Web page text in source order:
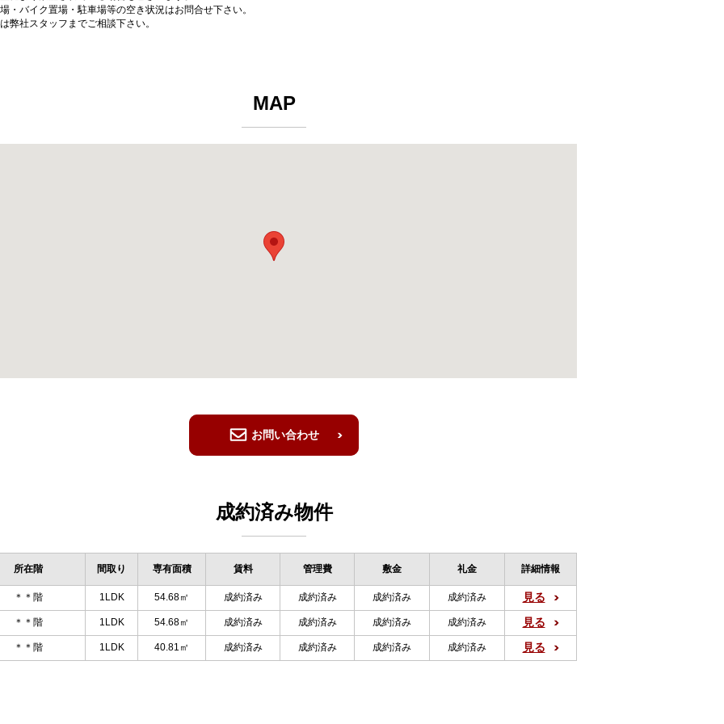
・バイク置場・駐車場等の空き状況はお問合せ下さい。
弊社スタッフまでご相談下さい。
MAP
お問い合わせ
成約済み物件
所在階 間取り 専有面積 賃料 管理費 敷金 礼金 詳細情報
＊＊階 1LDK 54.68㎡ 成約済み 成約済み 成約済み 成約済み 見る
＊＊階 1LDK 54.68㎡ 成約済み 成約済み 成約済み 成約済み 見る
＊＊階 1LDK 40.81㎡ 成約済み 成約済み 成約済み 成約済み 見る